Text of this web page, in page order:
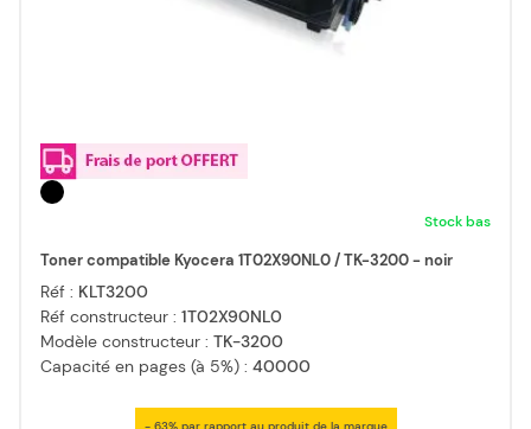
Stock bas
Toner compatible Kyocera 1T02X90NL0 / TK-3200 - noir
Réf : KLT3200
Réf constructeur : 1T02X90NL0
Modèle constructeur : TK-3200
Capacité en pages (à 5%) : 40000